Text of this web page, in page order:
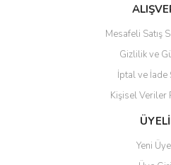
Mesafeli Satış
Gizlilik ve
İptal ve İade
Kişisel Veriler
Yeni